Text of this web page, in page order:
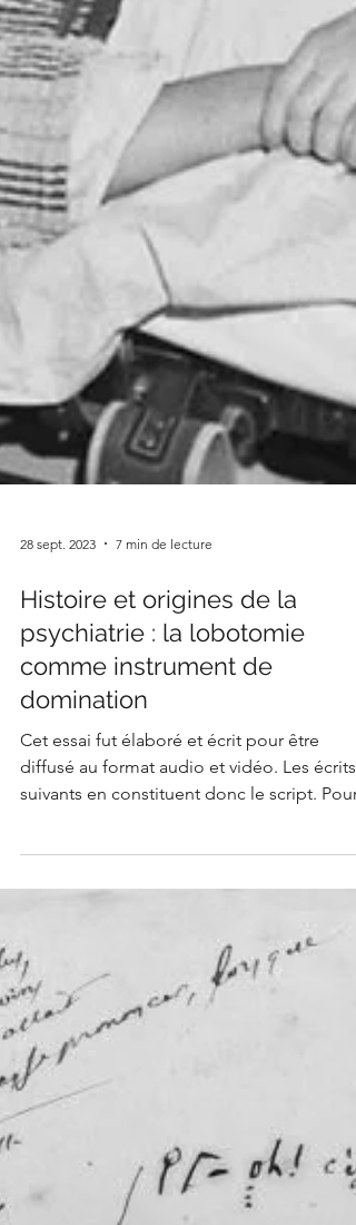
28 sept. 2023 7 min de lecture
Histoire et origines de la
psychiatrie : la lobotomie
comme instrument de
domination
Cet essai fut élaboré et écrit pour être
suivants en constituent donc le script.